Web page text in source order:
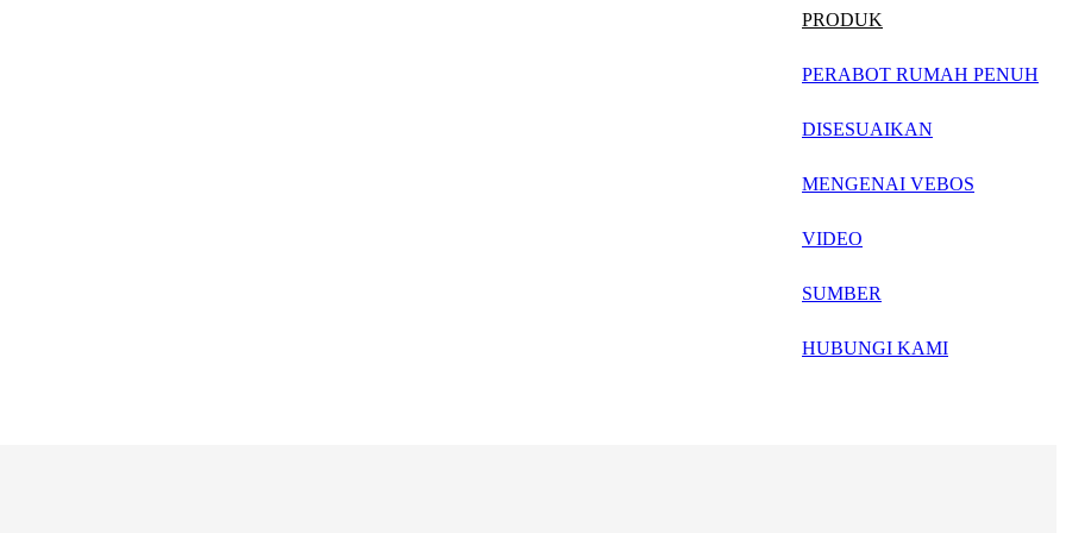
français
العربية
PRODUK
PERABOT RUMAH PENUH
DISESUAIKAN
MENGENAI VEBOS
VIDEO
SUMBER
HUBUNGI KAMI